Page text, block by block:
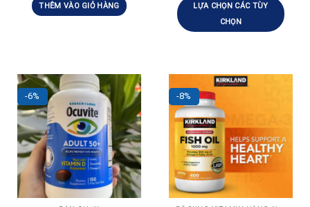
THÊM VÀO GIỎ HÀNG
LỰA CHỌN CÁC TÙY
CHỌN
-6% -8%